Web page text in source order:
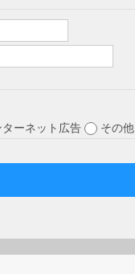
ターネット広告 その他